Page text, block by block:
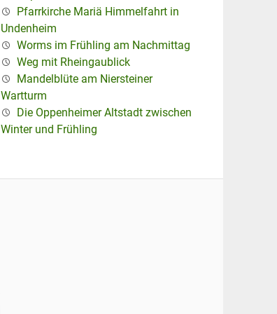
Pfarrkirche Mariä Himmelfahrt in
Undenheim
Worms im Frühling am Nachmittag
Weg mit Rheingaublick
Mandelblüte am Niersteiner
Wartturm
Die Oppenheimer Altstadt zwischen
Winter und Frühling